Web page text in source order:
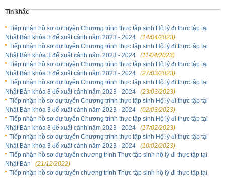
Tin khác
Tiếp nhận hồ sơ dự tuyển Chương trình thực tập sinh Hộ lý đi thực tập tại
Nhật Bản khóa 3 để xuất cảnh năm 2023 - 2024
(14/04/2023)
Tiếp nhận hồ sơ dự tuyển Chương trình thực tập sinh Hộ lý đi thực tập tại
Nhật Bản khóa 3 để xuất cảnh năm 2023 - 2024
(11/04/2023)
Tiếp nhận hồ sơ dự tuyển Chương trình thực tập sinh Hộ lý đi thực tập tại
Nhật Bản khóa 3 để xuất cảnh năm 2023 - 2024
(27/03/2023)
Tiếp nhận hồ sơ dự tuyển Chương trình thực tập sinh Hộ lý đi thực tập tại
Nhật Bản khóa 3 để xuất cảnh năm 2023 - 2024
(23/03/2023)
Tiếp nhận hồ sơ dự tuyển Chương trình thực tập sinh Hộ lý đi thực tập tại
Nhật Bản khóa 3 để xuất cảnh năm 2023 - 2024
(02/03/2023)
Tiếp nhận hồ sơ dự tuyển Chương trình thực tập sinh Hộ lý đi thực tập tại
Nhật Bản khóa 3 để xuất cảnh năm 2023 - 2024
(17/02/2023)
Tiếp nhận hồ sơ dự tuyển Chương trình thực tập sinh Hộ lý đi thực tập tại
Nhật Bản khóa 3 để xuất cảnh năm 2023 - 2024
(10/02/2023)
Tiếp nhận hồ sơ dự tuyển chương trình Thực tập sinh hộ lý đi thực tập tại
Nhật Bản
(21/12/2022)
Tiếp nhận hồ sơ dự tuyển chương trình Thực tập sinh hộ lý đi thực tập tại